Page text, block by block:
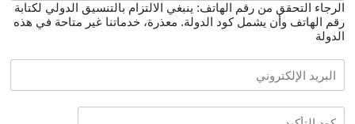
الرجاء التحقق من رقم الهاتف: ينبغي الالتزام بالتنسيق الدولي لكتابة
رقم الهاتف وأن يشمل كود الدولة. معذرة، خدماتنا غير متاحة في هذه
الدولة